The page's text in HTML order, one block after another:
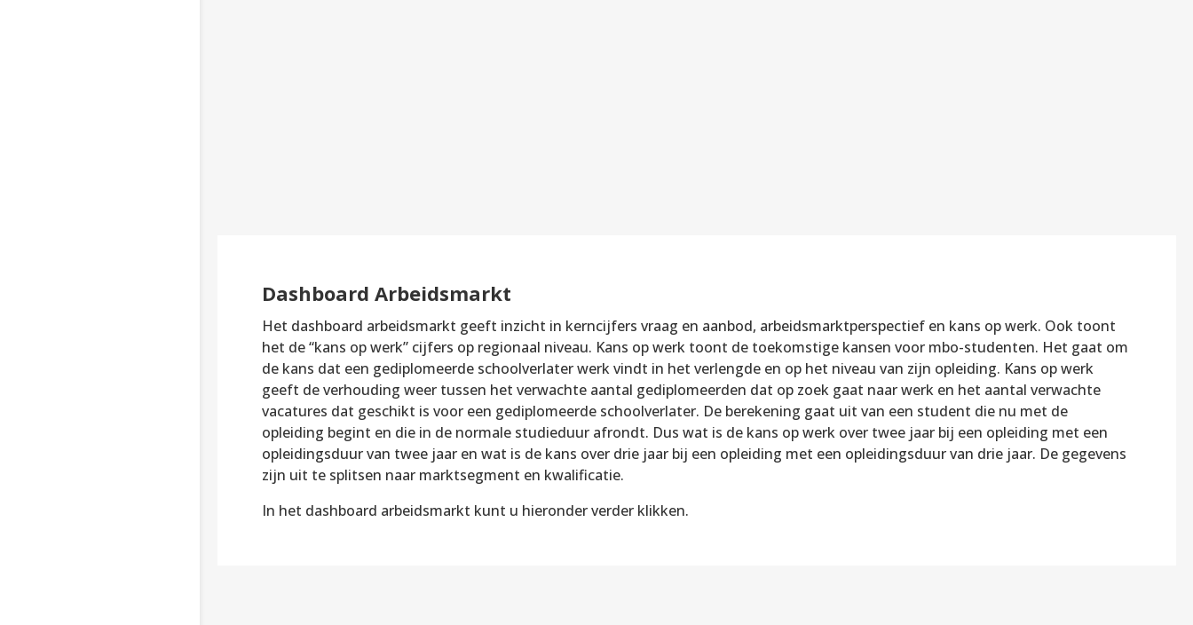
Dashboard Arbeidsmarkt
Het dashboard arbeidsmarkt geeft inzicht in kerncijfers vraag en aanbod, arbeidsmarktperspectief en kans op werk. Ook toont
het de “kans op werk” cijfers op regionaal niveau. Kans op werk toont de toekomstige kansen voor mbo-studenten. Het gaat om
de kans dat een gediplomeerde schoolverlater werk vindt in het verlengde en op het niveau van zijn opleiding. Kans op werk
geeft de verhouding weer tussen het verwachte aantal gediplomeerden dat op zoek gaat naar werk en het aantal verwachte
vacatures dat geschikt is voor een gediplomeerde schoolverlater. De berekening gaat uit van een student die nu met de
opleiding begint en die in de normale studieduur afrondt. Dus wat is de kans op werk over twee jaar bij een opleiding met een
opleidingsduur van twee jaar en wat is de kans over drie jaar bij een opleiding met een opleidingsduur van drie jaar. De gegevens
zijn uit te splitsen naar marktsegment en kwalificatie.
In het dashboard arbeidsmarkt kunt u hieronder verder klikken.